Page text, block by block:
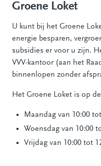
Groene Loket
U kunt bij het Groene
energie besparen,
subsidies er voor u zijn.
VVV-kantoor (aan het
binnenlopen zonder
Het Groene Loket is op
Maandag van 10:00
Woensdag van 10:00
Vrijdag van 10:00 tot